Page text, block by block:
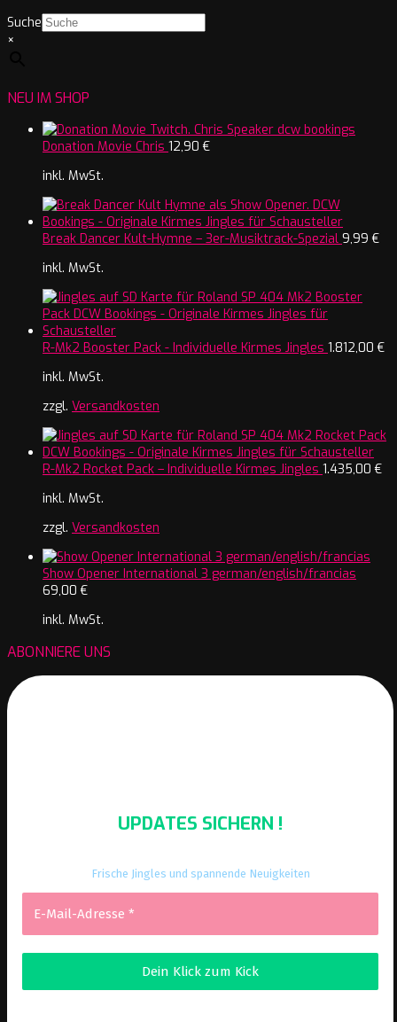
Suche
×
NEU IM SHOP
Donation Movie Chris 12,90 €
inkl. MwSt.
Break Dancer Kult-Hymne – 3er-Musiktrack-Spezial 9,99 €
inkl. MwSt.
R-Mk2 Booster Pack - Individuelle Kirmes Jingles 1.812,00 €
inkl. MwSt.
zzgl. Versandkosten
R-Mk2 Rocket Pack – Individuelle Kirmes Jingles 1.435,00 €
inkl. MwSt.
zzgl. Versandkosten
Show Opener International 3 german/english/francias
69,00 €
inkl. MwSt.
ABONNIERE UNS
UPDATES SICHERN !
Frische Jingles und spannende Neuigkeiten